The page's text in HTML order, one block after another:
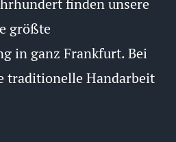
finden unsere
größte
in ganz Frankfurt. Bei
traditionelle Handarbeit